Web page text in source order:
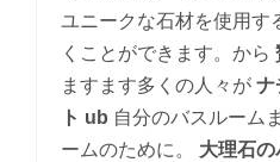
ユニークな石材を使用す
くことができます。から
ますます多くの人々が ナ
ト ub 自分のバスルーム
ームのために。
大理石